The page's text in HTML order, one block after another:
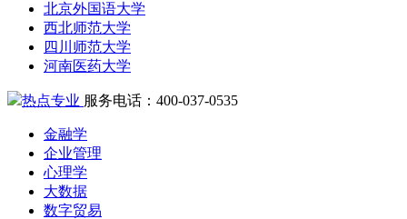
北京外国语大学
西北师范大学
四川师范大学
河南医药大学
热点专业 服务电话：400-037-0535
金融学
企业管理
心理学
大数据
数字贸易